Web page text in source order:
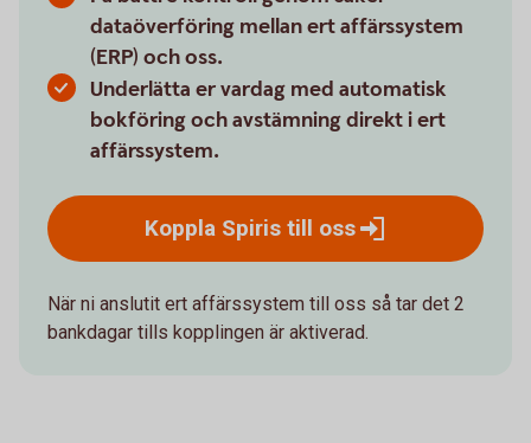
dataöverföring mellan ert affärssystem
(ERP) och oss.
Underlätta er vardag med automatisk
bokföring och avstämning direkt i ert
affärssystem.
Koppla Spiris till oss
När ni anslutit ert affärssystem till oss så tar det 2
bankdagar tills kopplingen är aktiverad.